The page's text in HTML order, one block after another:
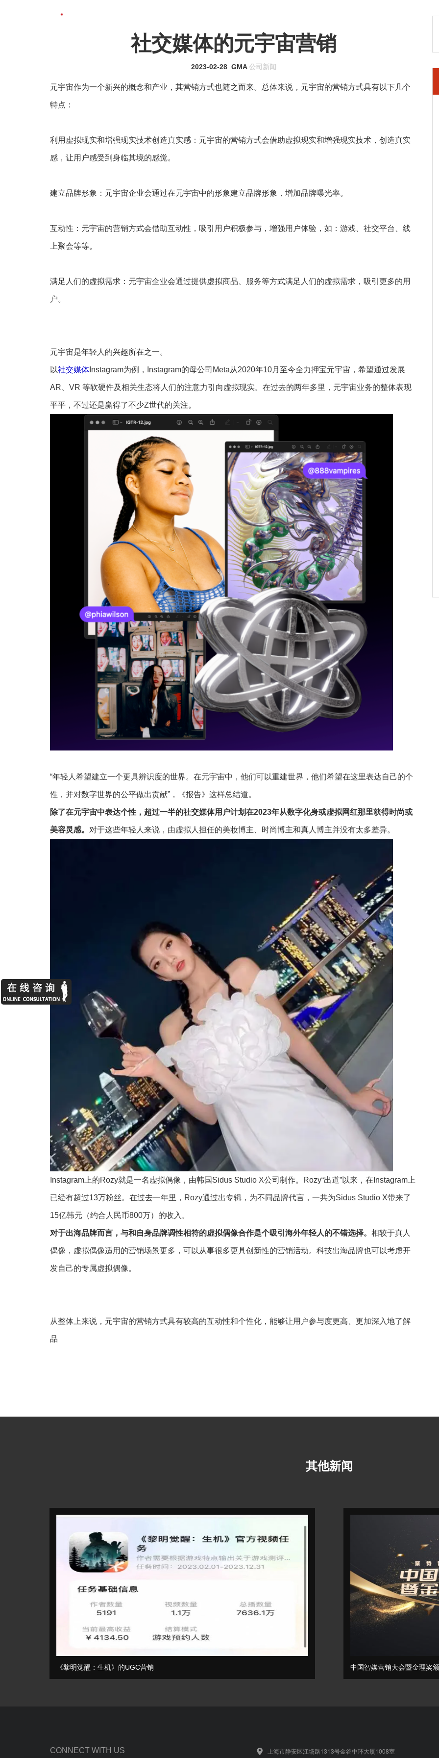
社交媒体的元宇宙营销
2023-02-28 GMA 公司新闻
元宇宙作为一个新兴的概念和产业，其营销方式也随之而来。总体来说，元宇宙的营销方式具有以下几个
特点：
利用虚拟现实和增强现实技术创造真实感：元宇宙的营销方式会借助虚拟现实和增强现实技术，创造真实
感，让用户感受到身临其境的感觉。
建立品牌形象：元宇宙企业会通过在元宇宙中的形象建立品牌形象，增加品牌曝光率。
互动性：元宇宙的营销方式会借助互动性，吸引用户积极参与，增强用户体验，如：游戏、社交平台、线
上聚会等等。
满足人们的虚拟需求：元宇宙企业会通过提供虚拟商品、服务等方式满足人们的虚拟需求，吸引更多的用
户。
元宇宙是年轻人的兴趣所在之一。
以社交媒体 Instagram为例，Instagram的母公司Meta从2020年10月至今全力押宝元宇宙，希望通过发展
AR、VR 等软硬件及相关生态将人们的注意力引向虚拟现实。在过去的两年多里，元宇宙业务的整体表现
平平，不过还是赢得了不少Z世代的关注。
“年轻人希望建立一个更具辨识度的世界。在元宇宙中，他们可以重建世界，他们希望在这里表达自己的个
性，并对数字世界的公平做出贡献”，《报告》这样总结道。
除了在元宇宙中表达个性，超过一半的社交媒体用户计划在2023年从数字化身或虚拟网红那里获得时尚或
美容灵感。 对于这些年轻人来说，由虚拟人担任的美妆博主、时尚博主和真人博主并没有太多差异。
Instagram上的Rozy就是一名虚拟偶像，由韩国Sidus Studio X公司制作。Rozy“出道”以来，在Instagram上
已经有超过13万粉丝。在过去一年里，Rozy通过出专辑，为不同品牌代言，一共为Sidus Studio X带来了
15亿韩元（约合人民币800万）的收入。
对于出海品牌而言，与和自身品牌调性相符的虚拟偶像合作是个吸引海外年轻人的不错选择。 相较于真人
偶像，虚拟偶像适用的营销场景更多，可以从事很多更具创新性的营销活动。科技出海品牌也可以考虑开
发自己的专属虚拟偶像。
从整体上来说，元宇宙的营销方式具有较高的互动性和个性化，能够让用户参与度更高、更加深入地了解
品
其他新闻
《黎明觉醒：生机》的UGC营销 中国智媒营销大会暨金理奖
CONNECT WITH US 上海市静安区江场路1313号金谷中环大厦1008室